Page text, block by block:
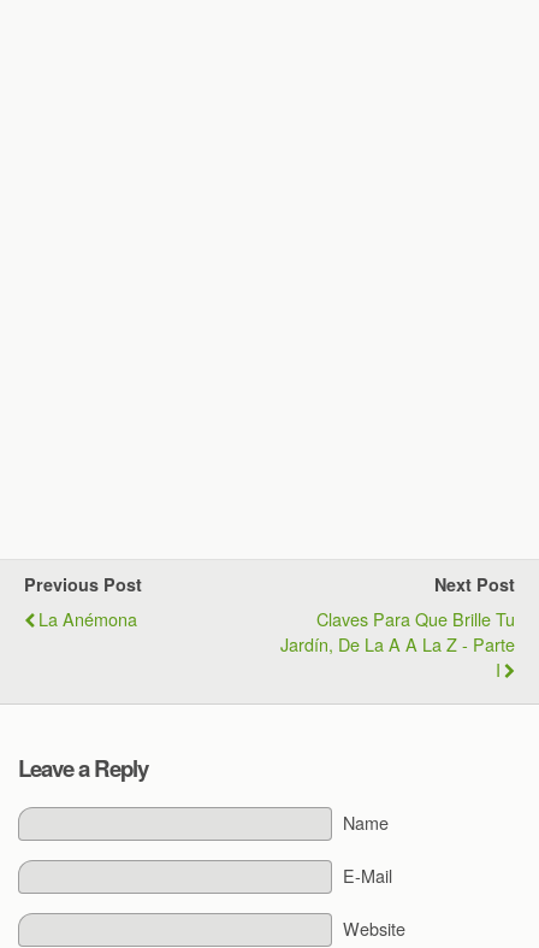
Previous Post
La Anémona
Next Post
Claves Para Que Brille Tu
Jardín, De La A A La Z - Parte
I
Leave a Reply
Name
E-Mail
Website